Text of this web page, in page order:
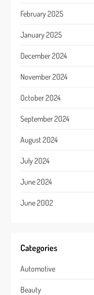
February 2025
January 2025
December 2024
November 2024
October 2024
September 2024
August 2024
July 2024
June 2024
June 2002
Categories
Automotive
Beauty